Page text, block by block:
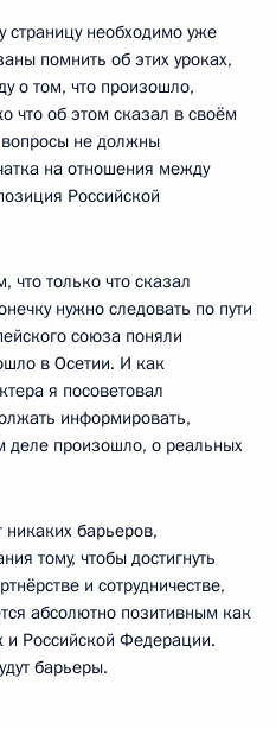
страницу необходимо уже
помнить об этих уроках,
о том, что произошло,
что об этом сказал в своём
вопросы не должны
на отношения между
Российской
что только что сказал
нужно следовать по пути
союза поняли
в Осетии. И как
я посоветовал
информировать,
деле произошло, о реальных
барьеров,
тому, чтобы достигнуть
и сотрудничестве,
абсолютно позитивным как
и Российской Федерации.
барьеры.